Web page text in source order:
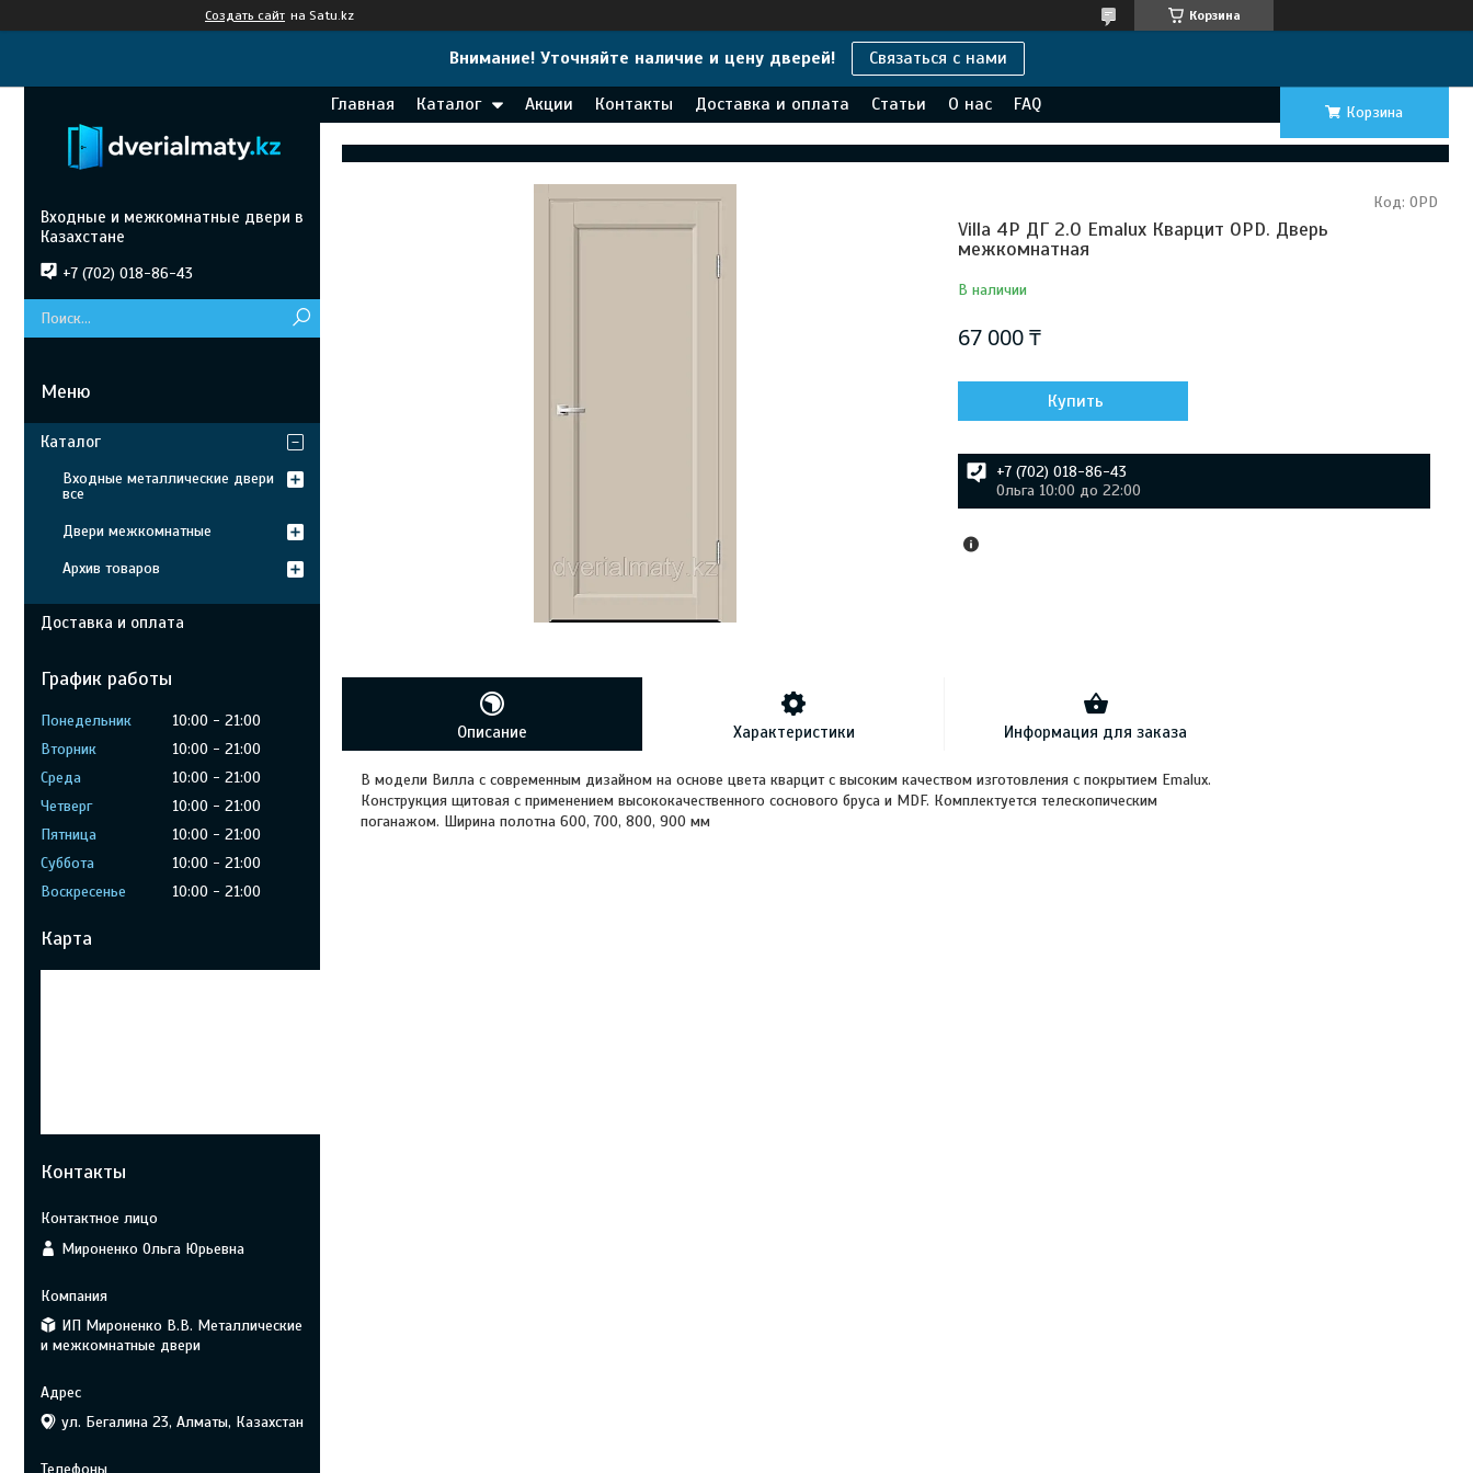
Создать сайт на Satu.kz Корзина
Внимание! Уточняйте наличие и цену дверей! Связаться с нами
Главная Каталог Акции Контакты Доставка и оплата Статьи О нас FAQ Корзина
Villa 4P ДГ 2.0 Emalux Кварцит OPD. Дверь
межкомнатная
В наличии
Код: OPD
67 000 ₸
Купить
+7 (702) 018-86-43
Ольга 10:00 до 22:00
Описание Характеристики Информация для заказа
В модели Вилла с современным дизайном на основе цвета кварцит с высоким качеством изготовления с покрытием Emalux.
Конструкция щитовая с применением высококачественного соснового бруса и MDF. Комплектуется телескопическим
поганажом. Ширина полотна 600, 700, 800, 900 мм
Входные и межкомнатные двери в
Казахстане
+7 (702) 018-86-43
Каталог
Входные металлические двери
все
Двери межкомнатные
Архив товаров
Доставка и оплата
График работы
Понедельник 10:00
21:00
Вторник
10:00
21:00
Среда
10:00
21:00
Четверг
10:00
21:00
Пятница
10:00
21:00
Суббота
10:00
21:00
Воскресенье
10:00 21:00
Карта
Контакты
Мироненко Ольга Юрьевна
ИП Мироненко В.В. Металлические
и межкомнатные двери
ул. Бегалина 23, Алматы, Казахстан